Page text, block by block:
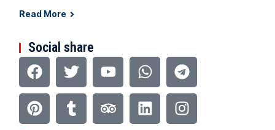
Read More
Social share